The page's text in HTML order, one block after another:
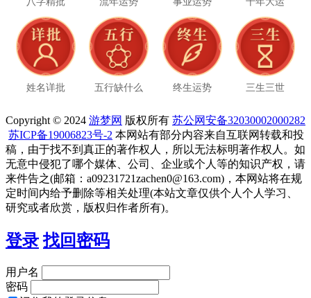
姓名详批 五行缺什么 终生运势 三生三世
Copyright © 2024 游梦网 版权所有 苏公网安备32030002000282
苏ICP备19006823号-2 本网站有部分内容来自互联网转载和投
稿，由于找不到真正的著作权人，所以无法标明著作权人。如
无意中侵犯了哪个媒体、公司、企业或个人等的知识产权，请
来件告之(邮箱：a09231721zachen0@163.com)，本网站将在规
定时间内给予删除等相关处理(本站文章仅供个人个人学习、
研究或者欣赏，版权归作者所有)。
登录 找回密码
用户名
密码